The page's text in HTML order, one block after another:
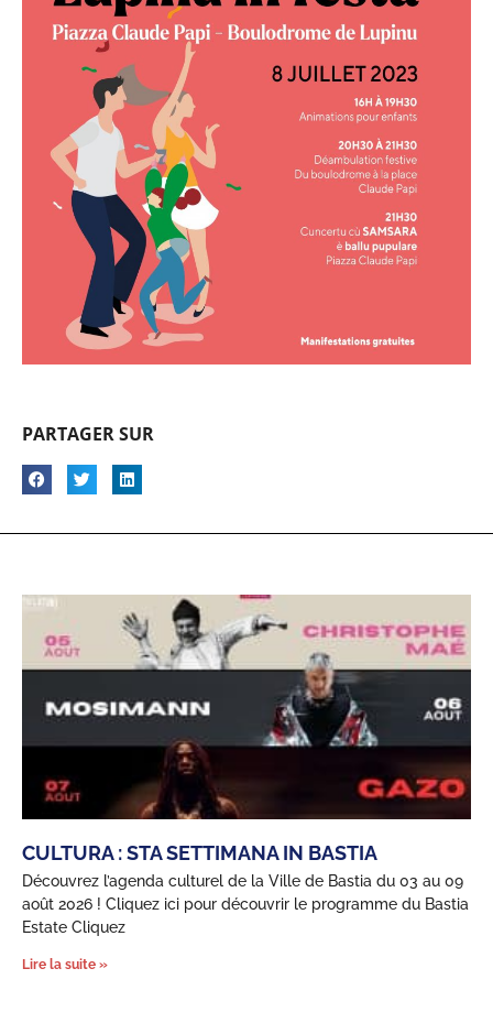
PARTAGER SUR
CULTURA : STA SETTIMANA IN BASTIA
Découvrez l’agenda culturel de la Ville de Bastia du 03 au 09
août 2026 ! Cliquez ici pour découvrir le programme du Bastia
Estate Cliquez
Lire la suite »